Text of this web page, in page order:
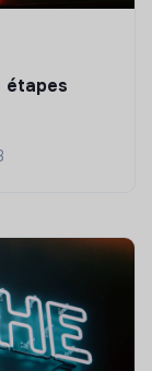
étapes